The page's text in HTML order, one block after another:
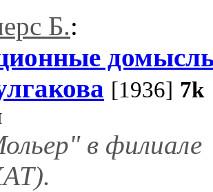
Б.:
[1936] 7k
в филиале